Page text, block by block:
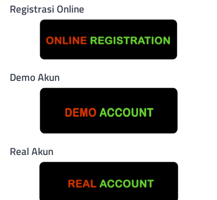
Registrasi Online
Demo Akun
Real Akun